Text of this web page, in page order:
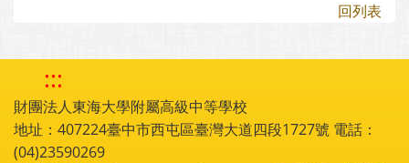
回列表
:::
財團法人東海大學附屬高級中等學校
地址：407224臺中市西屯區臺灣大道四段1727號 電話：
(04)23590269